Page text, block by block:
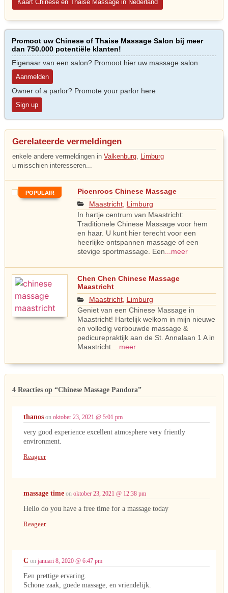
Kaart Chinese en Thaise Massage in Nederland
Promoot uw Chinese of Thaise Massage Salon bij meer
dan 750.000 potentiële klanten!
Eigenaar van een salon? Promoot hier uw massage salon
Aanmelden
Owner of a parlor? Promote your parlor here
Sign up
Gerelateerde vermeldingen
enkele andere vermeldingen in Valkenburg
Limburg
u misschien interesseren...
POPULAIR
Pioenroos Chinese Massage
Maastricht, Limburg
In hartje centrum van Maastricht:
Traditionele Chinese Massage voor hem
en haar. U kunt hier terecht voor een
heerlijke ontspannen massage of een
stevige sportmassage. Een ...meer
Chen Chen Chinese Massage
Maastricht
Maastricht, Limburg
Geniet van een Chinese Massage in
Maastricht! Hartelijk welkom in mijn nieuwe
en volledig verbouwde massage &
pedicurepraktijk aan de St. Annalaan 1 A in
Maastricht....meer
4 Reacties op “Chinese Massage Pandora”
thanos on oktober 23, 2021 @ 5:01 pm
very good experience excellent atmosphere very friently
environment.
Reageer
massage time on oktober 23, 2021 @ 12:38 pm
Hello do you have a free time for a massage today
Reageer
C on januari 8, 2020 @ 6:47 pm
Een prettige ervaring.
Schone zaak, goede massage, en vriendelijk.